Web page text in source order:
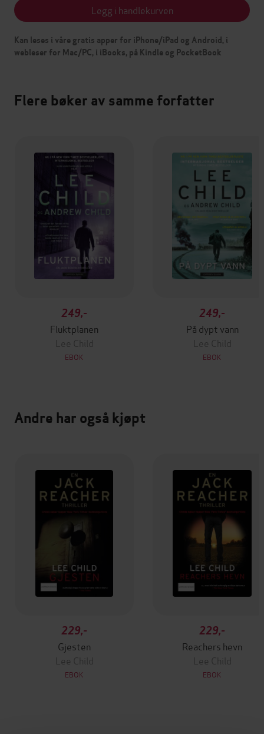
Legg i handlekurven
Kan leses i våre gratis apper for iPhone/iPad og Android, i
webleser for Mac/PC, i iBooks, på Kindle og PocketBook
Flere bøker av samme forfatter
249,-
Fluktplanen
Lee Child
EBOK
249,-
På dypt vann
Lee Child
EBOK
Andre har også kjøpt
229,-
Gjesten
Lee Child
EBOK
229,-
Reachers hevn
Lee Child
EBOK